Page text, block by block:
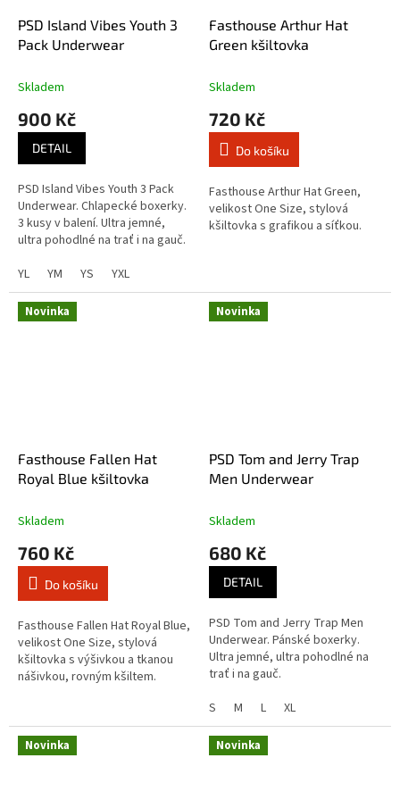
PSD Island Vibes Youth 3
Pack Underwear
Skladem
900 Kč
DETAIL
PSD Island Vibes Youth 3 Pack
Underwear. Chlapecké boxerky.
3 kusy v balení. Ultra jemné,
ultra pohodlné na trať i na gauč.
YL
YM YS YXL
Fasthouse Arthur Hat
Green kšiltovka
Skladem
720 Kč
Do košíku
Fasthouse Arthur Hat Green,
velikost One Size, stylová
kšiltovka s grafikou a síťkou.
Novinka
Fasthouse Fallen Hat
Royal Blue kšiltovka
Skladem
760 Kč
Do košíku
Fasthouse Fallen Hat Royal Blue,
velikost One Size, stylová
kšiltovka s výšivkou a tkanou
nášivkou, rovným kšiltem.
Novinka
PSD Tom and Jerry Trap
Men Underwear
Skladem
680 Kč
DETAIL
PSD Tom and Jerry Trap Men
Underwear. Pánské boxerky.
Ultra jemné, ultra pohodlné na
trať i na gauč.
S
M L XL
Novinka Novinka